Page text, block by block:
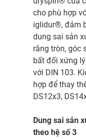
cho phù hợp
iglidur®, đảm
dung sai sản
răng tròn, góc
bất đối xứng
với DIN 103.
hợp để thay
DS12x3,
Dung sai sản
theo hệ số 3